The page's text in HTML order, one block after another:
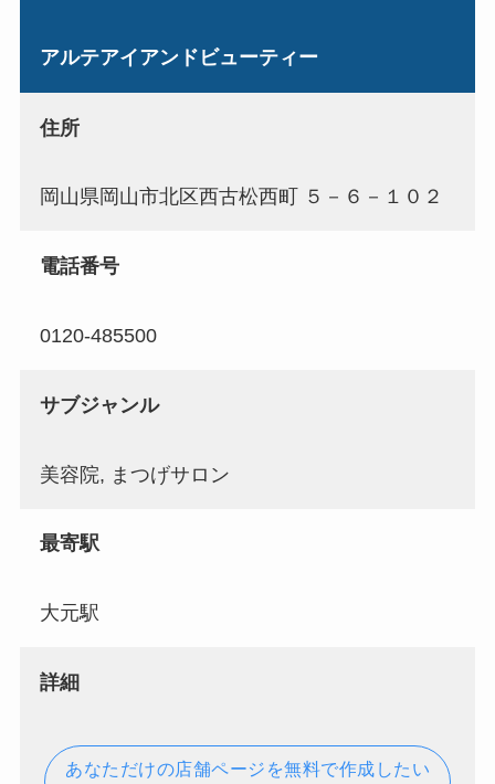
アルテアイアンドビューティー
住所
岡山県岡山市北区西古松西町 ５－６－１０２
電話番号
0120-485500
サブジャンル
美容院, まつげサロン
最寄駅
大元駅
詳細
あなただけの店舗ページを無料で作成したい